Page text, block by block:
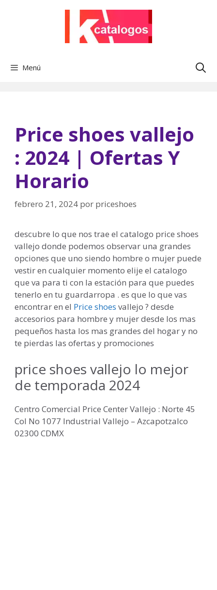
Menú
Price shoes vallejo
: 2024 | Ofertas Y
Horario
febrero 21, 2024 por priceshoes
descubre lo que nos trae el catalogo price shoes
vallejo donde podemos observar una grandes
opciones que uno siendo hombre o mujer puede
vestir en cualquier momento elije el catalogo
que va para ti con la estación para que puedes
tenerlo en tu guardarropa . es que lo que vas
encontrar en el Price shoes vallejo ? desde
accesorios para hombre y mujer desde los mas
pequeños hasta los mas grandes del hogar y no
te pierdas las ofertas y promociones
price shoes vallejo lo mejor
de temporada 2024
Centro Comercial Price Center Vallejo : Norte 45
Col No 1077 Industrial Vallejo – Azcapotzalco
02300 CDMX